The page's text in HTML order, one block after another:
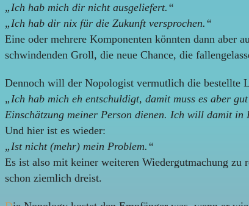
„Ich hab mich dir nicht ausgeliefert.“
„Ich hab dir nix für die Zukunft versprochen.“
Eine oder mehrere Komponenten könnten dann aber
schwindenden Groll, die neue Chance, die
Dennoch will der Nopologist vermutlich die bestellte
„Ich hab mich eh entschuldigt, damit muss es aber
Einschätzung meiner Person dienen. Ich will damit in
Und hier ist es wieder:
„Ist nicht (mehr) mein Problem.“
Es ist also mit keiner weiteren Wiedergutmachung
schon ziemlich dreist.